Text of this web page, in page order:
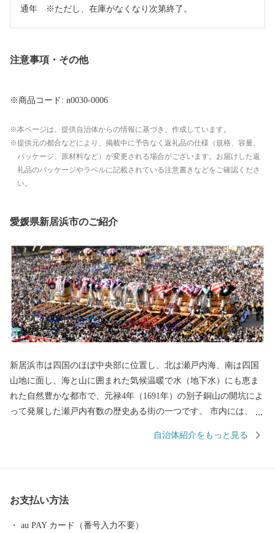
注意事項・その他
※商品コード: n0030-0006
本ページは、提供自治体からの情報に基づき、作成しています。
提供元の都合などにより、掲載中に予告なく返礼品の仕様（規格、容量、
パッケージ、原材料など）が変更される場合がございます。お届けした返
礼品のパッケージやラベルに記載されている注意書きなどをご確認くださ
い。
愛媛県新居浜市のご紹介
新居浜市は四国のほぼ中央部に位置し、北は瀬戸内海、南は四国
山地に面し、海と山に囲まれた気候温暖で水（地下水）にも恵ま
れた自然豊かな都市で、元禄4年（1691年）の別子銅山の開坑によ
って発展した瀬戸内有数の歴史ある街の一つです。 市内には、日
山の歴史を伝える産業遺産も数多く残っており、それらを活かし
内外から大勢の観光客を集めています。市内には50台以上の太鼓
台があり、瀬戸内海沿岸にある数多い太鼓台の中でも、新居浜太
自治体紹介をもっと見る
お支払い方法
au PAY カード（番号入力不要）